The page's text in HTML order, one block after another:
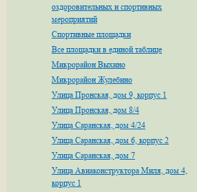
оздоровительных и спортивных
мероприятий
Спортивные площадки
Все площадки в единой таблице
Микрорайон Выхино
Микрорайон Жулебино
Улица Пронская, дом 9, корпус 1
Улица Пронская, дом 8/4
Улица Саранская, дом 4/24
Улица Саранская, дом 6, корпус 2
Улица Саранская, дом 7
Улица Авиаконструктора Миля, дом 4,
корпус 1